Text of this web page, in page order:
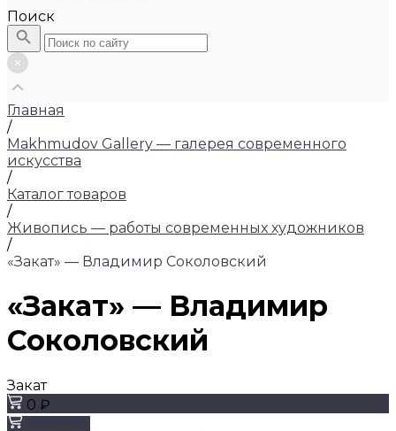
Поиск
Главная
/
Makhmudov Gallery — галерея современного
искусства
/
Каталог товаров
/
Живопись — работы современных художников
/
«Закат» — Владимир Соколовский
«Закат» — Владимир
Соколовский
Закат
0 ₽